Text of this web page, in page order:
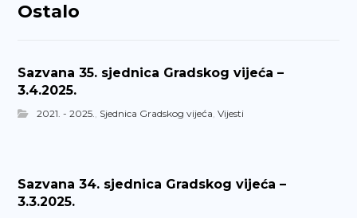
Ostalo
Sazvana 35. sjednica Gradskog vijeća –
3.4.2025.
2021. - 2025., Sjednica Gradskog vijeća,Vijesti
Sazvana 34. sjednica Gradskog vijeća –
3.3.2025.